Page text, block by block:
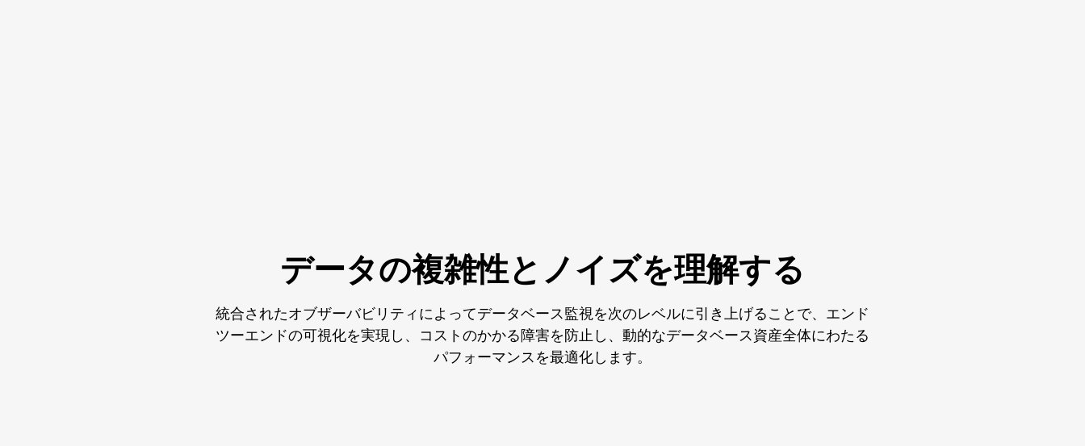
データの複雑性とノイズを理解する
統合されたオブザーバビリティによってデータベース監視を次のレベルに引き上げることで、エンド
ツーエンドの可視化を実現し、コストのかかる障害を防止し、動的なデータベース資産全体にわたる
パフォーマンスを最適化します。